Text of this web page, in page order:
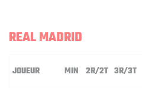
REAL MADRID
JOUEUR MIN 2R/2T 3R/3T